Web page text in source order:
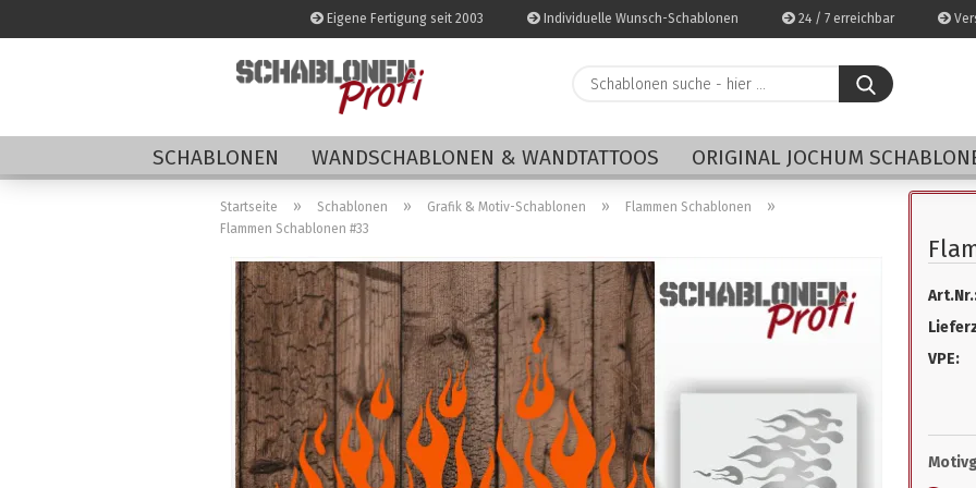
Eigene Fertigung seit 2003 Individuelle Wunsch-Schablonen 24 / 7 erreichbar
E-
Konto
Schablonen
suche
hier
...
SCHABLONEN WANDSCHABLONEN & WANDTATTOOS ORIGINAL JOCHUM
Startseite » Schablonen » Grafik & Motiv-Schablonen » Flammen Schablonen »
Flammen Schablonen #33
VPE: